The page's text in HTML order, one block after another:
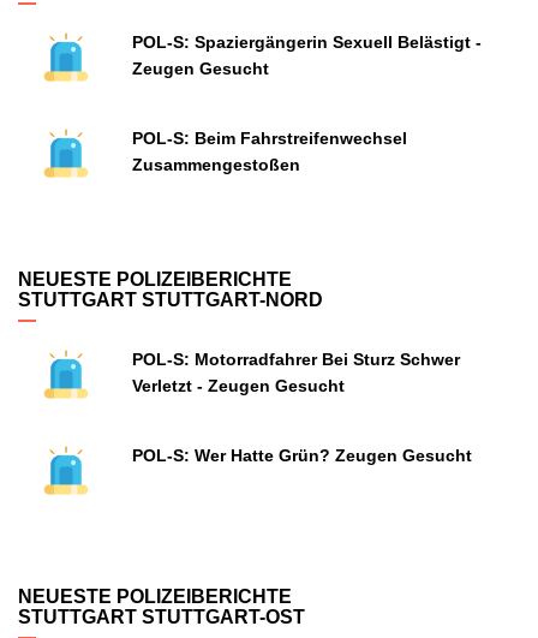
POL-S: Spaziergängerin Sexuell Belästigt -
Zeugen Gesucht
POL-S: Beim Fahrstreifenwechsel
Zusammengestoßen
NEUESTE POLIZEIBERICHTE
STUTTGART STUTTGART-NORD
POL-S: Motorradfahrer Bei Sturz Schwer
Verletzt - Zeugen Gesucht
POL-S: Wer Hatte Grün? Zeugen Gesucht
NEUESTE POLIZEIBERICHTE
STUTTGART STUTTGART-OST